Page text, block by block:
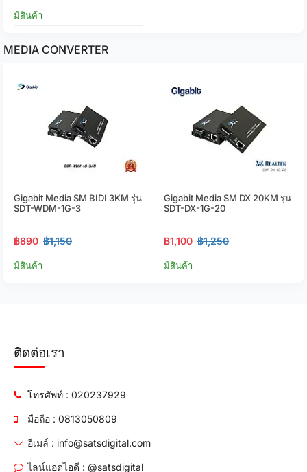
มีสินค้า
MEDIA CONVERTER
Gigabit Media SM BIDI 3KM รุ่น
SDT-WDM-1G-3
฿890 ฿1,150
มีสินค้า
Gigabit Media SM DX 20KM รุ่น
SDT-DX-1G-20
฿1,100 ฿1,250
มีสินค้า
ติดต่อเรา
โทรศัพท์ : 020237929
มือถือ : 0813050809
อีเมล์ : info@satsdigital.com
ไลน์แอดไอดี : @satsdigital